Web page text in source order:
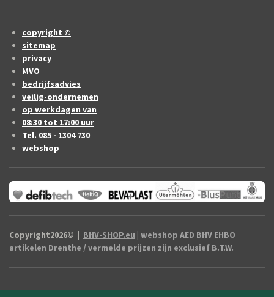
copyright ©
sitemap
privacy
MVO
bedrijfsadvies
veilig-ondernemen
op werkdagen van
08:30 tot 17:00 uur
Tel. 085 - 1304 730
webshop
Copyright2026© | BHV-SHOP.eu | webshop AED BHV EHBO
artikelen Drenthe / vermelde prijzen zijn exclusief B.T.W.